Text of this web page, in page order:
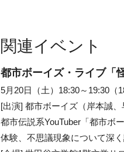
関連イベント
都市ボーイズ・ライブ「
5月20日（土）18:30～19:30（
[出演] 都市ボーイズ（岸本誠、
都市伝説系YouTuber「都市ボ
体験、不思議現象について深